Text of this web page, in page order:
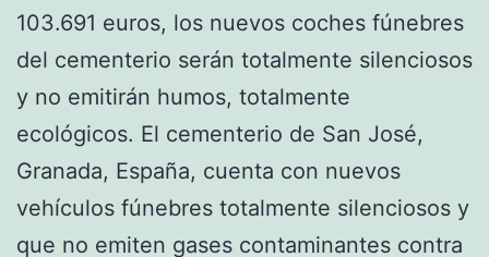
103.691 euros, los nuevos coches fúnebres
del cementerio serán totalmente silenciosos
y no emitirán humos, totalmente
ecológicos. El cementerio de San José,
Granada, España, cuenta con nuevos
vehículos fúnebres totalmente silenciosos y
que no emiten gases contaminantes contra